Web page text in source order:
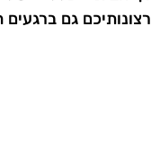
רצונותיכם גם